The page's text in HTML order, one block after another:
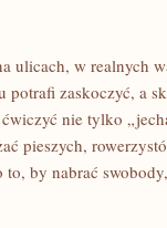
w realnych
potrafi zaskoczyć, a
nie tylko
pieszych,
by nabrać